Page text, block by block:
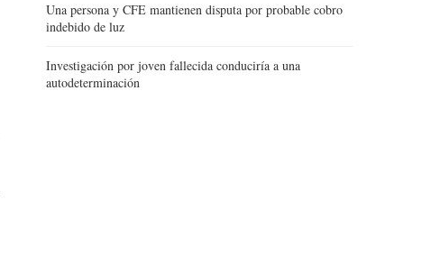
Una persona y CFE mantienen disputa por probable cobro
indebido de luz
Investigación por joven fallecida conduciría a una
autodeterminación